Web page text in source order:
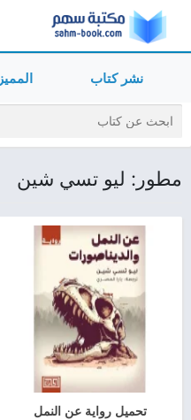
نشر كتاب المميز
مطور: ليو تسي شين
تحميل رواية عن النمل